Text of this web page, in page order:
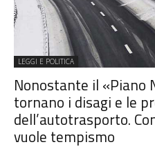
LEGGI E POLITICA
Nonostante il «Piano
tornano i disagi e le
dell’autotrasporto.
vuole tempismo